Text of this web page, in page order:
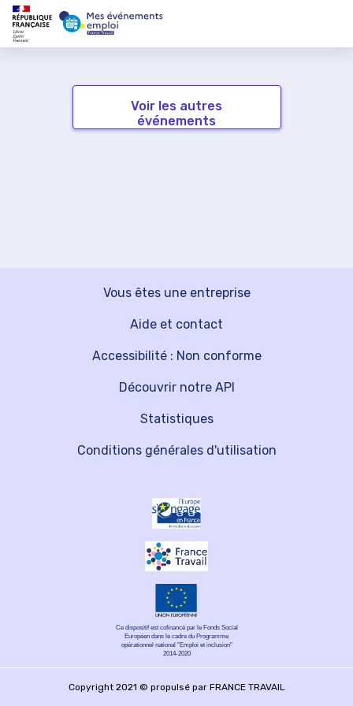
Voir les autres
événements
Vous êtes une entreprise
Découvrir notre API
Aide et contact
Statistiques
Accessibilité : Non conforme
Conditions générales d'utilisation
Ce dispositif est cofinancé par le Fonds Social
Européen dans le cadre du Programme
opérationnel national "Emploi et inclusion"
2014-2020
Copyright 2021 © propulsé par FRANCE TRAVAIL